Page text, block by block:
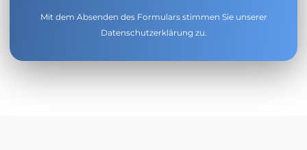
Mit dem Absenden des Formulars stimmen Sie unserer
Datenschutzerklärung zu.